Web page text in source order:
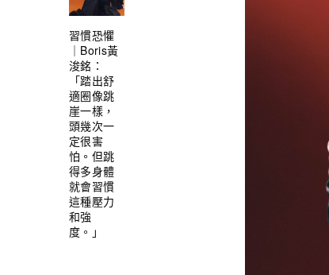
習慣恐懼
｜Boris黃
浚銘：
「踏出舒
適圈像跳
崖一樣，
頭幾次一
定很害
怕。但跳
得多身體
就會習慣
這種壓力
和強
度。」